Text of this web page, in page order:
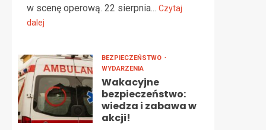
w scenę operową. 22 sierpnia... Czytaj
dalej
BEZPIECZEŃSTWO
WYDARZENIA
Wakacyjne
bezpieczeństwo:
wiedza i zabawa w
akcji!